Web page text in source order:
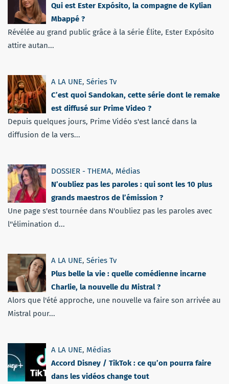
Qui est Ester Expósito, la compagne de Kylian
Mbappé ?
Révélée au grand public grâce à la série Élite, Ester Expósito
attire autan...
A LA UNE, Séries Tv
C’est quoi Sandokan, cette série dont le remake
est diffusé sur Prime Video ?
Depuis quelques jours, Prime Vidéo s'est lancé dans la
diffusion de la vers...
DOSSIER - THEMA, Médias
N’oubliez pas les paroles : qui sont les 10 plus
grands maestros de l’émission ?
Une page s'est tournée dans N'oubliez pas les paroles avec
l''élimination d...
A LA UNE, Séries Tv
Plus belle la vie : quelle comédienne incarne
Charlie, la nouvelle du Mistral ?
Alors que l'été approche, une nouvelle va faire son arrivée au
Mistral pour...
A LA UNE, Médias
Accord Disney / TikTok : ce qu’on pourra faire
dans les vidéos change tout